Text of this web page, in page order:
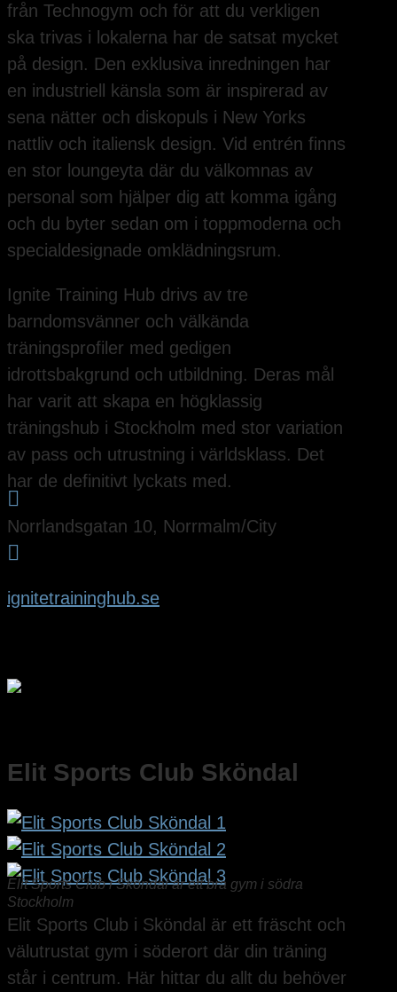
från Technogym och för att du verkligen
ska trivas i lokalerna har de satsat mycket
på design. Den exklusiva inredningen har
en industriell känsla som är inspirerad av
sena nätter och diskopuls i New Yorks
nattliv och italiensk design. Vid entrén finns
en stor loungeyta där du välkomnas av
personal som hjälper dig att komma igång
och du byter sedan om i toppmoderna och
specialdesignade omklädningsrum.
Ignite Training Hub drivs av tre
barndomsvänner och välkända
träningsprofiler med gedigen
idrottsbakgrund och utbildning. Deras mål
har varit att skapa en högklassig
träningshub i Stockholm med stor variation
av pass och utrustning i världsklass. Det
har de definitivt lyckats med.

Norrlandsgatan 10, Norrmalm/City

ignitetraininghub.se
Elit Sports Club Sköndal
Elit Sports Club i Sköndal är ett bra gym i södra
Stockholm
Elit Sports Club i Sköndal är ett fräscht och
välutrustat gym i söderort där din träning
står i centrum. Här hittar du allt du behöver